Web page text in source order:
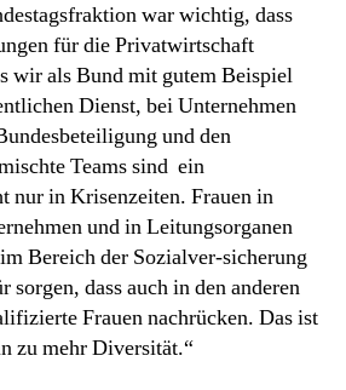
war wichtig, dass
für die Privatwirtschaft
wir als Bund mit gutem Beispiel
Dienst, bei Unternehmen
und den
Teams sind ein
nur in Krisenzeiten. Frauen in
und in Leitungsorganen
Bereich der Sozialver-sicherung
dass auch in den anderen
Frauen nachrücken. Das ist
zu mehr Diversität.“